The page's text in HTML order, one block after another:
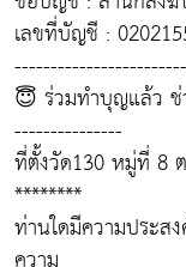
เลขที่บัญชี :
😇 ร่วมทำบุญแล้ว
---------------
ที่ตั้งวัด130 หมู่ที่ 8
********
ท่านใดมีความประส